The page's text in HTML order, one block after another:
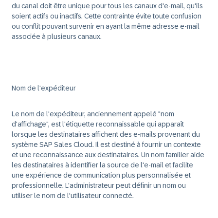
du canal doit être unique pour tous les canaux d'e-mail, qu'ils
soient actifs ou inactifs. Cette contrainte évite toute confusion
ou conflit pouvant survenir en ayant la même adresse e-mail
associée à plusieurs canaux.
Nom de l'expéditeur
Le nom de l'expéditeur, anciennement appelé "nom
d'affichage", est l'étiquette reconnaissable qui apparaît
lorsque les destinataires affichent des e-mails provenant du
système SAP Sales Cloud. Il est destiné à fournir un contexte
et une reconnaissance aux destinataires. Un nom familier aide
les destinataires à identifier la source de l'e-mail et facilite
une expérience de communication plus personnalisée et
professionnelle. L'administrateur peut définir un nom ou
utiliser le nom de l'utilisateur connecté.